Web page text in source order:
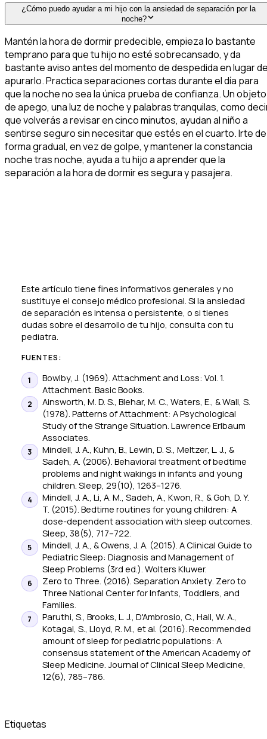
¿Cómo puedo ayudar a mi hijo con la ansiedad de separación por la
noche?
Mantén la hora de dormir predecible, empieza lo bastante
temprano para que tu hijo no esté sobrecansado, y da
bastante aviso antes del momento de despedida en lugar
apurarlo. Practica separaciones cortas durante el día para
que la noche no sea la única prueba de confianza. Un objeto
de apego, una luz de noche y palabras tranquilas, como
que volverás a revisar en cinco minutos, ayudan al niño a
sentirse seguro sin necesitar que estés en el cuarto. Irte de
forma gradual, en vez de golpe, y mantener la constancia
noche tras noche, ayuda a tu hijo a aprender que la
separación a la hora de dormir es segura y pasajera.
Este artículo tiene fines informativos generales y no
sustituye el consejo médico profesional. Si la ansiedad
de separación es intensa o persistente, o si tienes
dudas sobre el desarrollo de tu hijo, consulta con tu
pediatra.
FUENTES:
Bowlby, J. (1969).Attachment and Loss: Vol. 1.
Attachment. Basic Books.
Ainsworth, M. D. S., Blehar, M. C., Waters, E., & Wall, S.
(1978).Patterns of Attachment: A Psychological
Study of the Strange Situation. Lawrence Erlbaum
Associates.
Mindell, J. A., Kuhn, B., Lewin, D. S., Meltzer, L. J., &
Sadeh, A. (2006). Behavioral treatment of bedtime
problems and night wakings in infants and young
children.Sleep, 29(10), 1263–1276.
Mindell, J. A., Li, A. M., Sadeh, A., Kwon, R., & Goh, D. Y.
T. (2015). Bedtime routines for young children: A
dose-dependent association with sleep outcomes.
Sleep, 38(5), 717–722.
Mindell, J. A., & Owens, J. A. (2015).A Clinical Guide to
Pediatric Sleep: Diagnosis and Management of
Sleep Problems (3rd ed.). Wolters Kluwer.
Zero to Three. (2016).Separation Anxiety. Zero to
Three National Center for Infants, Toddlers, and
Families.
Paruthi, S., Brooks, L. J., D'Ambrosio, C., Hall, W. A.,
Kotagal, S., Lloyd, R. M., et al. (2016). Recommended
amount of sleep for pediatric populations: A
consensus statement of the American Academy of
Sleep Medicine.Journal of Clinical Sleep Medicine,
12(6), 785–786.
Etiquetas